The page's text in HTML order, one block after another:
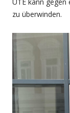
zu überwinden.